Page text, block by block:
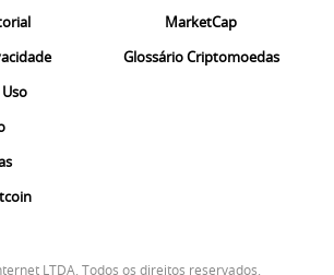
MarketCap
Glossário Criptomoedas
LTDA. Todos os direitos reservados.